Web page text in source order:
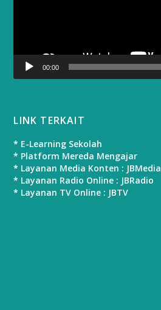
00:00
LINK TERKAIT
* E-Learning Sekolah
* Platform Mereda Mengajar
* Layanan Media Konten : JBMedia
* Layanan Radio Online : JBRadio
* Layanan TV Online : JBTV